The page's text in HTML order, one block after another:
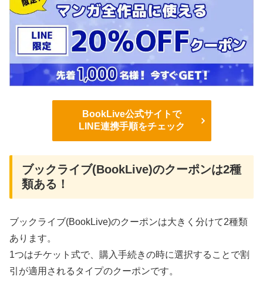
BookLive公式サイトで
LINE連携手順をチェック
ブックライブ(BookLive)のクーポンは2種
類ある！
ブックライブ(BookLive)のクーポンは大きく分けて2種類
あります。
1つはチケット式で、購入手続きの時に選択することで割
引が適用されるタイプのクーポンです。